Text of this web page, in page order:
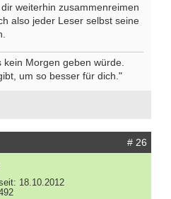
weiterhin zusammenreimen
also jeder Leser selbst seine
Morgen geben würde.
um so besser für dich."
# 26
18.10.2012